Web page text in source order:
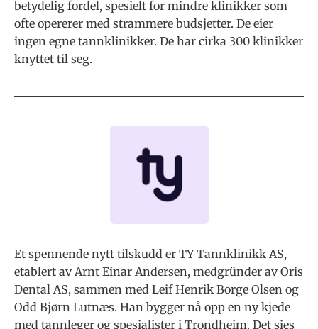
betydelig fordel, spesielt for mindre klinikker som
ofte opererer med strammere budsjetter. De eier
ingen egne tannklinikker. De har cirka 300 klinikker
knyttet til seg.
Et spennende nytt tilskudd er TY Tannklinikk AS,
etablert av Arnt Einar Andersen, medgründer av Oris
Dental AS, sammen med Leif Henrik Borge Olsen og
Odd Bjørn Lutnæs. Han bygger nå opp en ny kjede
med tannleger og spesialister i Trondheim. Det sies